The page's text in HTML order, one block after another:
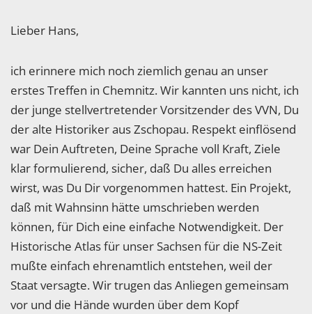
Lieber Hans,
ich erinnere mich noch ziemlich genau an unser
erstes Treffen in Chemnitz. Wir kannten uns nicht, ich
der junge stellvertretender Vorsitzender des VVN, Du
der alte Historiker aus Zschopau. Respekt einflösend
war Dein Auftreten, Deine Sprache voll Kraft, Ziele
klar formulierend, sicher, daß Du alles erreichen
wirst, was Du Dir vorgenommen hattest. Ein Projekt,
daß mit Wahnsinn hätte umschrieben werden
können, für Dich eine einfache Notwendigkeit. Der
Historische Atlas für unser Sachsen für die NS-Zeit
mußte einfach ehrenamtlich entstehen, weil der
Staat versagte. Wir trugen das Anliegen gemeinsam
vor und die Hände wurden über dem Kopf